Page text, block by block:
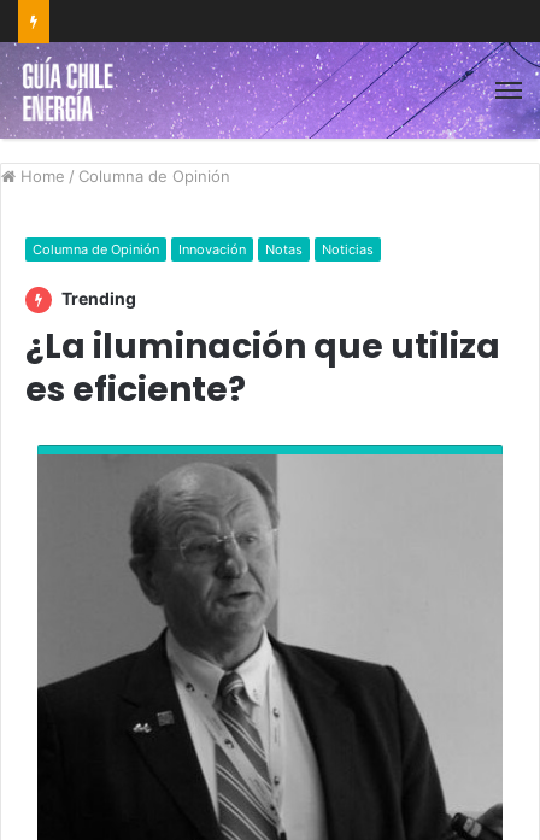
Home / Columna de Opinión
Columna de Opinión Innovación Notas Noticias
Trending
¿La iluminación que utiliza
es eficiente?